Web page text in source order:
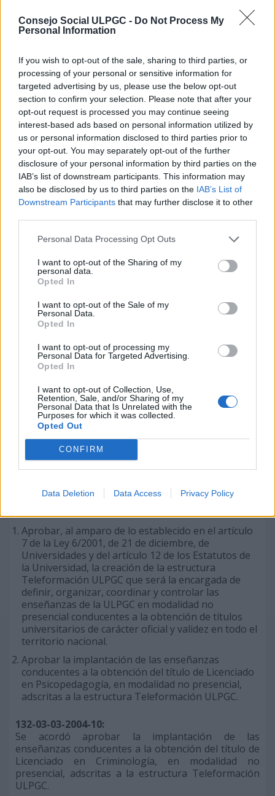
Consejo Social ULPGC - Do Not Process My
Personal Information
If you wish to opt-out of the sale, sharing to third parties, or
processing of your personal or sensitive information for
targeted advertising by us, please use the below opt-out
section to confirm your selection. Please note that after your
opt-out request is processed you may continue seeing
interest-based ads based on personal information utilized by
us or personal information disclosed to third parties prior to
your opt-out. You may separately opt-out of the further
disclosure of your personal information by third parties on the
IAB’s list of downstream participants. This information may
also be disclosed by us to third parties on the IAB’s List of
Downstream Participants that may further disclose it to other
Personal Data Processing Opt Outs
I want to opt-out of the Sharing of my
personal data.
Opted In
I want to opt-out of the Sale of my
Personal Data.
Opted In
I want to opt-out of processing my
Personal Data for Targeted Advertising.
Opted In
I want to opt-out of Collection, Use,
Retention, Sale, and/or Sharing of my
Personal Data that Is Unrelated with the
Purposes for which it was collected.
Opted Out
CONFIRM
Data Deletion Data Access Privacy Policy
D. José Miguel Álamo Mendoza.
D. José Carlos Falcón Lemes.
D. Miguel Angel Acosta Rodríguez
(Secretario).
132-03-03-2004-7:
Se acordó aprobar el siguiente calendario para la
celebración de Sesiones Plenarias ordinarias durante
el año 2004:
· Sesión Plenaria nº 133: 27 de abril
de 2004.
· Sesión Plenaria nº 134: 27 de
septiembre de 2004.
· Sesión Plenaria nº 135: 16 de
diciembre de 2004.
132-03-03-2004-8:
69.3 de la Ley 6/2001, de 21 de diciembre, de
Universidades, y demás disposiciones relacionadas
con la misma, el complemento retributivo número
tres a la profesora Dña. E.M.P, con efectos
económicos uno de enero de dos mil tres tras ser
valorada positivamente por la Agencia Canaria de
Evaluación de la Calidad y Acreditación Universitaria.
132-03-03-2004-9:
Aprobar, al amparo de lo establecido en el artículo
7 de la Ley 6/2001, de 21 de diciembre, de
Universidades y del artículo 12 de los Estatutos de
la Universidad, la creación de la estructura
Teleformación ULPGC que será la encargada de
definir, organizar, coordinar y controlar las
enseñanzas de la ULPGC en modalidad no
presencial conducentes a la obtención de títulos
universitarios de carácter oficial y validez en todo el
territorio nacional.
Aprobar la implantación de las enseñanzas
conducentes a la obtención del título de Licenciado
en Psicopedagogía, en modalidad no presencial,
adscritas a la estructura Teleformación ULPGC.
132-03-03-2004-10:
Se acordó aprobar la implantación de las
enseñanzas conducentes a la obtención del título de
Licenciado en Criminología, en modalidad no
presencial, adscritas a la estructura Teleformación
ULPGC.